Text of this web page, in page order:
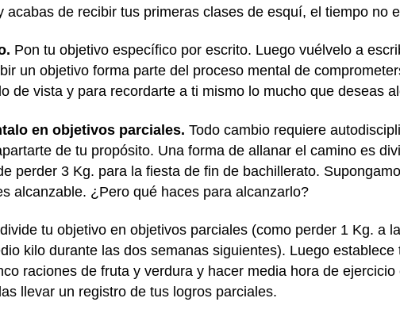
acabas de recibir tus primeras clases de esquí, el tiempo no
Pon tu objetivo específico por escrito. Luego vuélvelo a
un objetivo forma parte del proceso mental de
de vista y para recordarte a ti mismo lo mucho que deseas
en objetivos parciales. Todo cambio requiere
de tu propósito. Una forma de allanar el camino es
perder 3 Kg. para la fiesta de fin de bachillerato.
alcanzable. ¿Pero qué haces para alcanzarlo?
tu objetivo en objetivos parciales (como perder 1 Kg. a
kilo durante las dos semanas siguientes). Luego
raciones de fruta y verdura y hacer media hora de
llevar un registro de tus logros parciales.